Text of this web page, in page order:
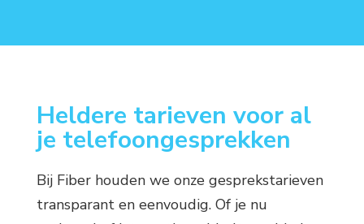
Heldere tarieven voor al
je telefoongesprekken
Bij Fiber houden we onze gesprekstarieven
transparant en eenvoudig. Of je nu